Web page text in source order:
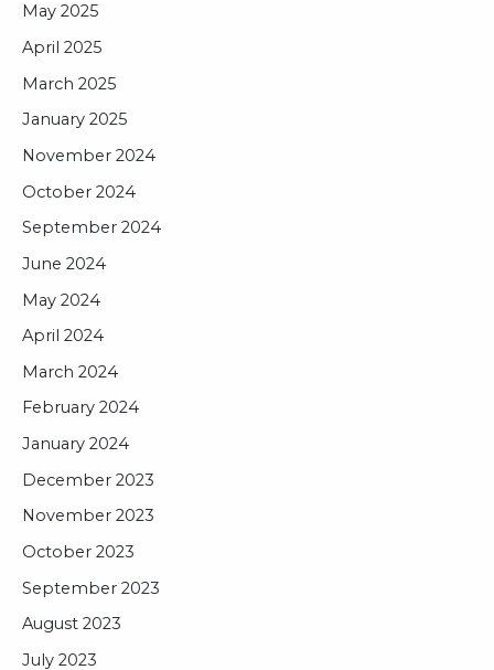
May 2025
April 2025
March 2025
January 2025
November 2024
October 2024
September 2024
June 2024
May 2024
April 2024
March 2024
February 2024
January 2024
December 2023
November 2023
October 2023
September 2023
August 2023
July 2023